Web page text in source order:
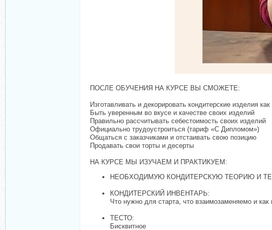
ПОСЛЕ ОБУЧЕНИЯ НА КУРСЕ ВЫ СМОЖЕТЕ:
Изготавливать и декорировать кондитерские изделия
Быть уверенным во вкусе и качестве своих изделий
Правильно рассчитывать себестоимость своих изделий
Официально трудоустроиться (тариф «С Дипломом»)
Общаться с заказчиками и отстаивать свою позицию
Продавать свои торты и десерты
НА КУРСЕ МЫ ИЗУЧАЕМ И ПРАКТИКУЕМ:
НЕОБХОДИМУЮ КОНДИТЕРСКУЮ ТЕОРИЮ И
КОНДИТЕРСКИЙ ИНВЕНТАРЬ:
Что нужно для старта, что взаимозаменяемо и как
ТЕСТО:
Бисквитное